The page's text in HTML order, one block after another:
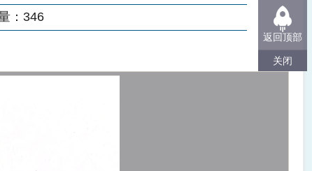
： 346
返回顶部
关闭